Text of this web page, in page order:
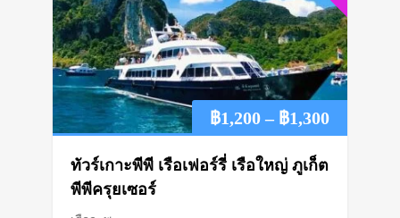
฿1,200 – ฿1,300Price
ทัวร์เกาะพีพี เรือเฟอร์รี่ เรือใหญ่ ภูเก็ต
พีพีครุยเซอร์